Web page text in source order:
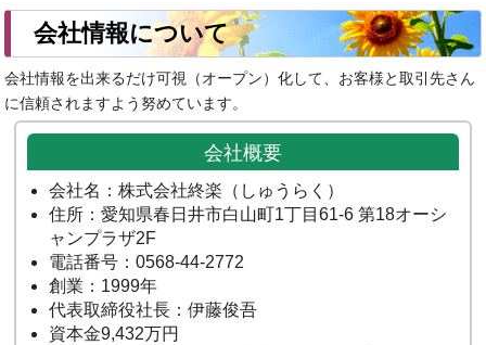
会社情報について
会社情報を出来るだけ可視（オープン）化して、お客様と取引先さん
に信頼されますよう努めています。
会社概要
会社名：株式会社終楽（しゅうらく）
住所：愛知県春日井市白山町1丁目61-6 第18オーシ
ャンプラザ2F
電話番号：0568-44-2772
創業：1999年
代表取締役社長：伊藤俊吾
資本金9,432万円